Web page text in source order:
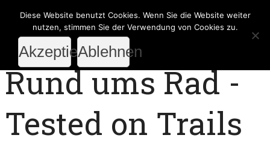
Rund ums Rad -
Tested on Trails
Diese Website benutzt Cookies. Wenn Sie die Website weiter
nutzen, stimmen Sie der Verwendung von Cookies zu.
AkzeptierenAblehnen